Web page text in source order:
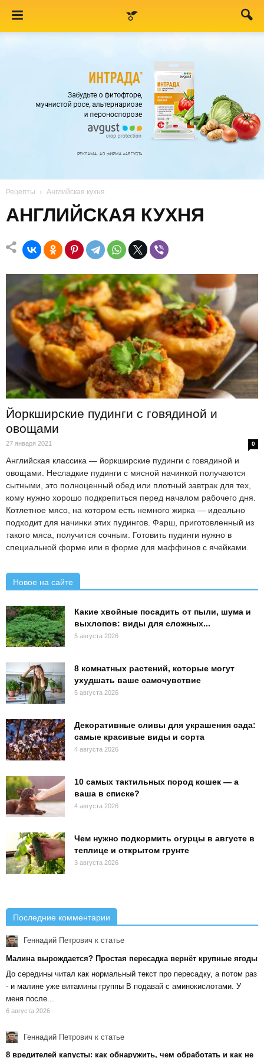
Рецепты Английская кухня
АНГЛИЙСКАЯ КУХНЯ
Йоркширские пудинги с говядиной и
овощами
27 января 2021 0
Английская классика — йоркширские пудинги с говядиной и
овощами. Несладкие пудинги с мясной начинкой получаются
сытными, это полноценный обед или плотный завтрак для тех,
кому нужно хорошо подкрепиться перед началом рабочего дня.
Котлетное мясо, на котором есть немного жирка — идеально
подходит для начинки этих пудингов. Фарш, приготовленный из
такого мяса, получится сочным. Готовить пудинги нужно в
специальной форме или в форме для маффинов с ячейками.
Новое на сайте
Какие хвойные посадить от пыли, шума и
выхлопов: виды для сложных...
5 августа 2026
8 комнатных растений, которые могут
ухудшать ваше самочувствие
5 августа 2026
Декоративные сливы для украшения сада:
самые красивые виды и сорта
4 августа 2026
10 самых тактильных пород кошек — а
ваша в списке?
4 августа 2026
Чем нужно подкормить огурцы в августе в
теплице и открытом грунте
3 августа 2026
Последние комментарии
Геннадий Петрович к статье
Малина вырождается? Простая пересадка вернёт крупные ягоды
До середины читал как нормальный текст про пересадку, а потом раз
- и малине уже витамины группы В подавай с аминокислотами. У
меня после...
6 августа 2026
Геннадий Петрович к статье
8 вредителей капусты: как обнаружить, чем обработать и как не